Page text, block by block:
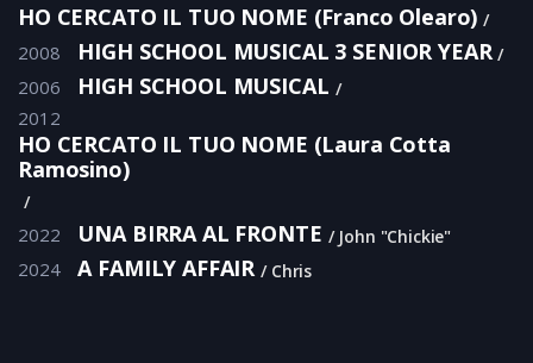
HO CERCATO IL TUO NOME (Franco Olearo)
2008 HIGH SCHOOL MUSICAL 3 SENIOR YEAR
2006 HIGH SCHOOL MUSICAL
2012
HO CERCATO IL TUO NOME (Laura Cotta
Ramosino)
2022 UNA BIRRA AL FRONTE John "Chickie"
2024 A FAMILY AFFAIR Chris